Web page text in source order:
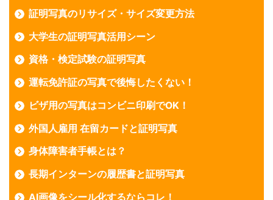
証明写真のリサイズ・サイズ変更方法
大学生の証明写真活用シーン
資格・検定試験の証明写真
運転免許証の写真で後悔したくない！
ビザ用の写真はコンビニ印刷でOK！
外国人雇用 在留カードと証明写真
身体障害者手帳とは？
長期インターンの履歴書と証明写真
AI画像をシール化するならコレ！